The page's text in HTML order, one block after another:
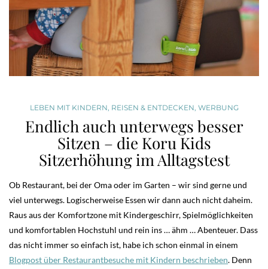
LEBEN MIT KINDERN, REISEN & ENTDECKEN, WERBUNG
Endlich auch unterwegs besser
Sitzen – die Koru Kids
Sitzerhöhung im Alltagstest
Ob Restaurant, bei der Oma oder im Garten – wir sind gerne und
viel unterwegs. Logischerweise Essen wir dann auch nicht daheim.
Raus aus der Komfortzone mit Kindergeschirr, Spielmöglichkeiten
und komfortablen Hochstuhl und rein ins … ähm … Abenteuer. Dass
das nicht immer so einfach ist, habe ich schon einmal in einem
Blogpost über Restaurantbesuche mit Kindern beschrieben. Denn